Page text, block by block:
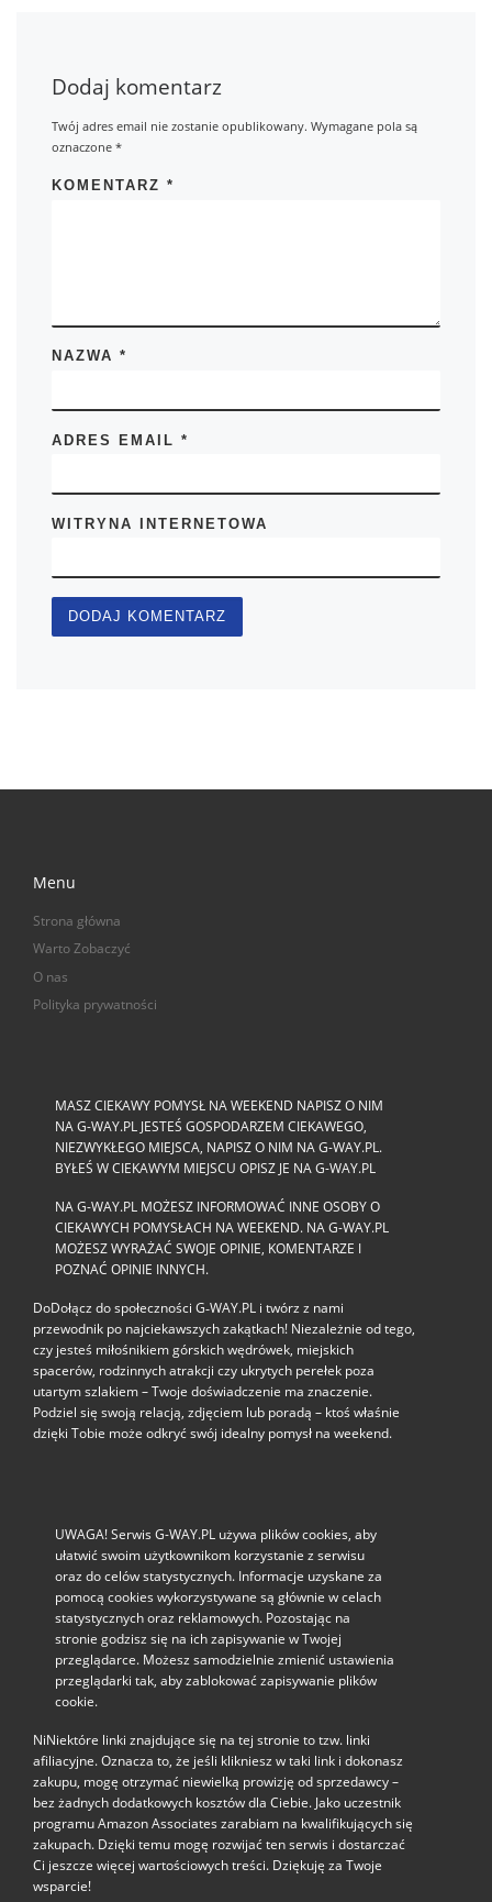
Dodaj komentarz
Twój adres email nie zostanie opublikowany. Wymagane pola są
oznaczone*
KOMENTARZ*
NAZWA*
ADRES EMAIL*
WITRYNA INTERNETOWA
Menu
Strona główna
Warto Zobaczyć
O nas
Polityka prywatności
MASZ CIEKAWY POMYSŁ NA WEEKEND NAPISZ O NIM
NA G-WAY.PL JESTEŚ GOSPODARZEM CIEKAWEGO,
NIEZWYKŁEGO MIEJSCA, NAPISZ O NIM NA G-WAY.PL.
BYŁEŚ W CIEKAWYM MIEJSCU OPISZ JE NA G-WAY.PL
NA G-WAY.PL MOŻESZ INFORMOWAĆ INNE OSOBY O
CIEKAWYCH POMYSŁACH NA WEEKEND. NA G-WAY.PL
MOŻESZ WYRAŻAĆ SWOJE OPINIE, KOMENTARZE I
POZNAĆ OPINIE INNYCH.
DoDołącz do społeczności G‑WAY.PL i twórz z nami
przewodnik po najciekawszych zakątkach! Niezależnie od tego,
czy jesteś miłośnikiem górskich wędrówek, miejskich
spacerów, rodzinnych atrakcji czy ukrytych perełek poza
utartym szlakiem – Twoje doświadczenie ma znaczenie.
Podziel się swoją relacją, zdjęciem lub poradą – ktoś właśnie
dzięki Tobie może odkryć swój idealny pomysł na weekend.
UWAGA! Serwis G-WAY.PL używa plików cookies, aby
ułatwić swoim użytkownikom korzystanie z serwisu
oraz do celów statystycznych. Informacje uzyskane za
pomocą cookies wykorzystywane są głównie w celach
statystycznych oraz reklamowych. Pozostając na
stronie godzisz się na ich zapisywanie w Twojej
przeglądarce. Możesz samodzielnie zmienić ustawienia
przeglądarki tak, aby zablokować zapisywanie plików
cookie.
NiNiektóre linki znajdujące się na tej stronie to tzw. linki
afiliacyjne. Oznacza to, że jeśli klikniesz w taki link i dokonasz
zakupu, mogę otrzymać niewielką prowizję od sprzedawcy –
bez żadnych dodatkowych kosztów dla Ciebie. Jako uczestnik
programu Amazon Associates zarabiam na kwalifikujących się
zakupach. Dzięki temu mogę rozwijać ten serwis i dostarczać
Ci jeszcze więcej wartościowych treści. Dziękuję za Twoje
wsparcie!